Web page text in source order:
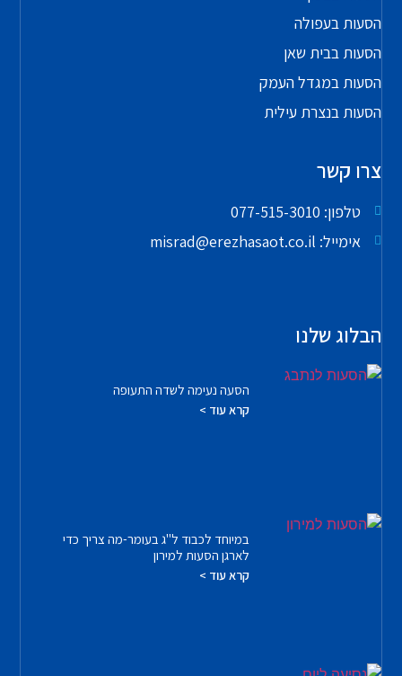
הסעות בעפולה
הסעות בבית שאן
הסעות במגדל העמק
הסעות בנצרת עילית
צרו קשר
טלפון: 077-515-3010
אימייל: misrad@erezhasaot.co.il
הבלוג שלנו
הסעה נעימה לשדה התעופה
קרא עוד >
במיוחד לכבוד ל"ג בעומר-מה צריך כדי
לארגן הסעות למירון
קרא עוד >